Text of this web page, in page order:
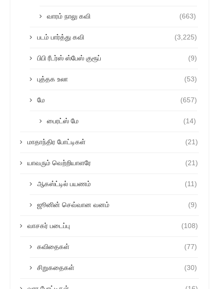
வாரம் நாலு கவி (663)
படம் பார்த்து கவி (3,225)
பிபி ரீடர்ஸ் ஸ்பேஸ் குரூப் (9)
புத்தக உலா (53)
மே (657)
பைரட்ஸ் மே (14)
மாதாந்திர போட்டிகள் (21)
யாவரும் வெற்றியாளரே (21)
ஆகஸ்ட்டில் பயணம் (11)
ஜூனின் செவ்வான வனம் (9)
வாசகர் படைப்பு (108)
கவிதைகள் (77)
சிறுகதைகள் (30)